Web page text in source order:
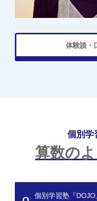
体験談・
個別学
算数の
個別学習塾『